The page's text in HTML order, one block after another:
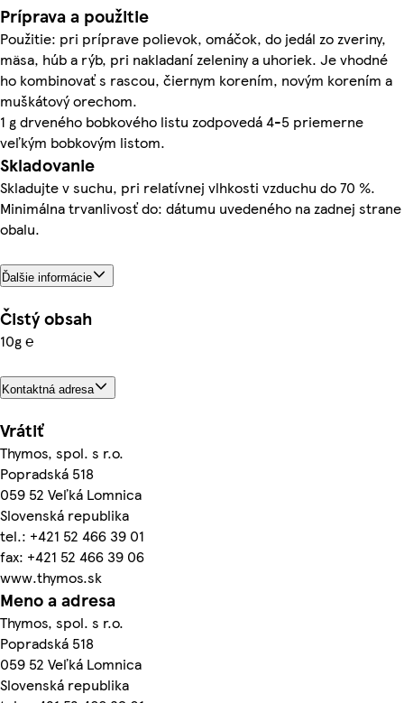
Príprava a použitie
Použitie: pri príprave polievok, omáčok, do jedál zo zveriny,
mäsa, húb a rýb, pri nakladaní zeleniny a uhoriek. Je vhodné
ho kombinovať s rascou, čiernym korením, novým korením a
muškátový orechom.
1 g drveného bobkového listu zodpovedá 4-5 priemerne
veľkým bobkovým listom.
Skladovanie
Skladujte v suchu, pri relatívnej vlhkosti vzduchu do 70 %.
Minimálna trvanlivosť do: dátumu uvedeného na zadnej strane
obalu.
Ďalšie informácie
Čistý obsah
10g ℮
Kontaktná adresa
Vrátiť
Thymos, spol. s r.o.
Popradská 518
059 52 Veľká Lomnica
Slovenská republika
tel.: +421 52 466 39 01
fax: +421 52 466 39 06
www.thymos.sk
Meno a adresa
Thymos, spol. s r.o.
Popradská 518
059 52 Veľká Lomnica
Slovenská republika